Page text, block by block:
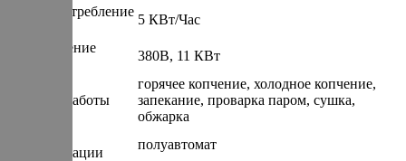
Энергопотребление
5 КВт/Час
Подключение
380В, 11 КВт
Режимы работы
горячее копчение, холодное копчение,
запекание, проварка паром, сушка,
обжарка
автоматизации
полуавтомат